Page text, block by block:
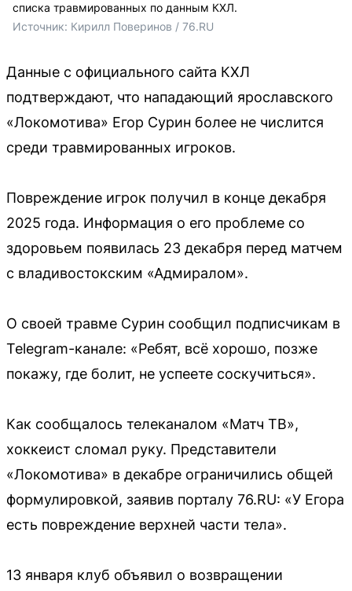
списка травмированных по данным КХЛ.
Источник: Кирилл Поверинов / 76.RU
Данные с официального сайта КХЛ
подтверждают, что нападающий ярославского
«Локомотива» Егор Сурин более не числится
среди травмированных игроков.
Повреждение игрок получил в конце декабря
2025 года. Информация о его проблеме со
здоровьем появилась 23 декабря перед матчем
с владивостокским «Адмиралом».
О своей травме Сурин сообщил подписчикам в
Telegram-канале: «Ребят, всё хорошо, позже
покажу, где болит, не успеете соскучиться».
Как сообщалось телеканалом «Матч ТВ»,
хоккеист сломал руку. Представители
«Локомотива» в декабре ограничились общей
формулировкой, заявив порталу 76.RU: «У Егора
есть повреждение верхней части тела».
13 января клуб объявил о возвращении